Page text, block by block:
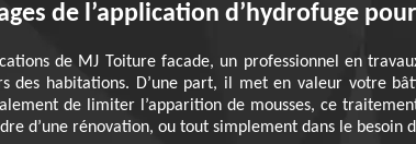
de l’application d’hydrofuge
de MJ Toiture facade, un professionnel en
des habitations. D’une part, il met en valeur votre
de limiter l’apparition de mousses, ce
d’une rénovation, ou tout simplement dans le